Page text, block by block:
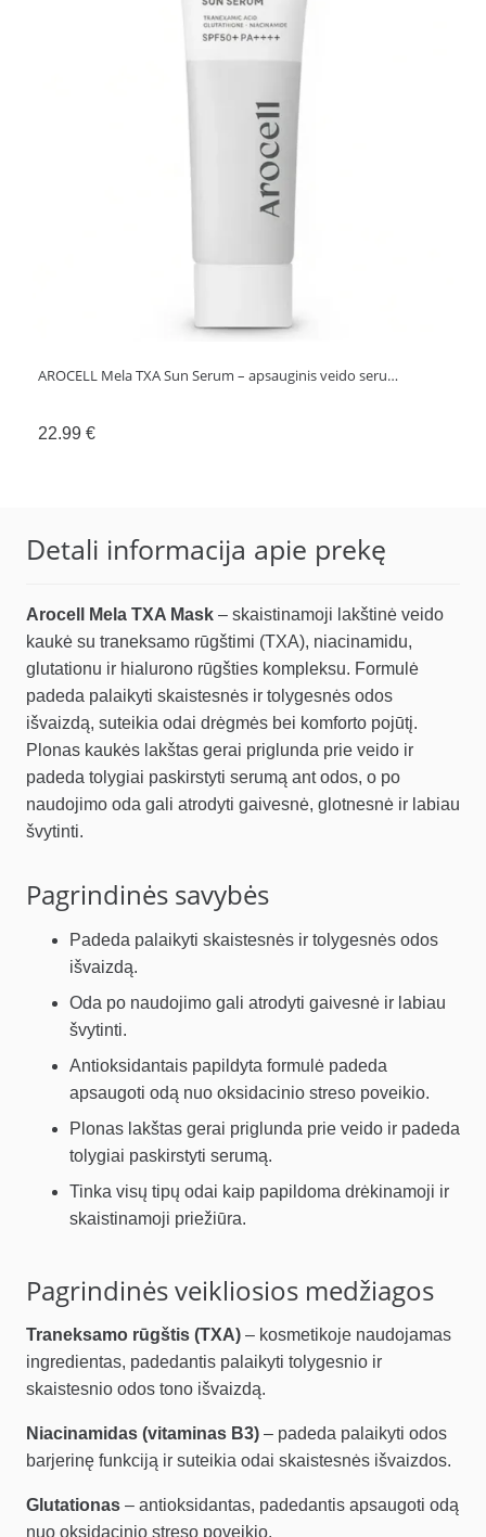
AROCELL Mela TXA Sun Serum – apsauginis veido seru…
22.99 €
Detali informacija apie prekę
Arocell Mela TXA Mask – skaistinamoji lakštinė veido
kaukė su traneksamo rūgštimi (TXA), niacinamidu,
glutationu ir hialurono rūgšties kompleksu. Formulė
padeda palaikyti skaistesnės ir tolygesnės odos
išvaizdą, suteikia odai drėgmės bei komforto pojūtį.
Plonas kaukės lakštas gerai priglunda prie veido ir
padeda tolygiai paskirstyti serumą ant odos, o po
naudojimo oda gali atrodyti gaivesnė, glotnesnė ir labiau
švytinti.
Pagrindinės savybės
Padeda palaikyti skaistesnės ir tolygesnės odos
išvaizdą.
Oda po naudojimo gali atrodyti gaivesnė ir labiau
švytinti.
Antioksidantais papildyta formulė padeda
apsaugoti odą nuo oksidacinio streso poveikio.
Plonas lakštas gerai priglunda prie veido ir padeda
tolygiai paskirstyti serumą.
Tinka visų tipų odai kaip papildoma drėkinamoji ir
skaistinamoji priežiūra.
Pagrindinės veikliosios medžiagos
Traneksamo rūgštis (TXA) – kosmetikoje naudojamas
ingredientas, padedantis palaikyti tolygesnio ir
skaistesnio odos tono išvaizdą.
Niacinamidas (vitaminas B3) – padeda palaikyti odos
barjerinę funkciją ir suteikia odai skaistesnės išvaizdos.
Glutationas – antioksidantas, padedantis apsaugoti odą
nuo oksidacinio streso poveikio.